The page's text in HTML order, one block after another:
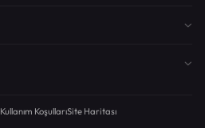
Kullanım KoşullarıSite Haritası